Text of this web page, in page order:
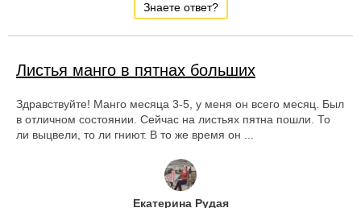
Знаете ответ?
Листья манго в пятнах больших
Здравствуйте! Манго месяца 3-5, у меня он всего месяц. Был
в отличном состоянии. Сейчас на листьях пятна пошли. То
ли выцвели, то ли гниют. В то же время он ...
Екатерина Рудая